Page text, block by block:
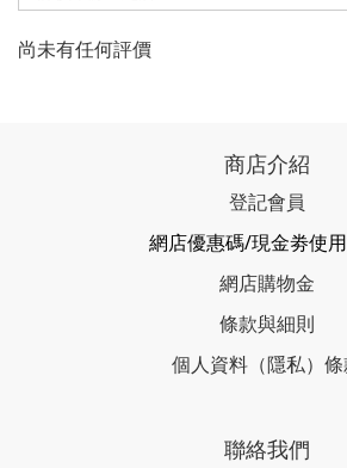
尚未有任何評價
商店介紹
登記會員
網店優惠碼/現金劵使
網店購物金
條款與細則
個人資料（隱私）條
聯絡我們